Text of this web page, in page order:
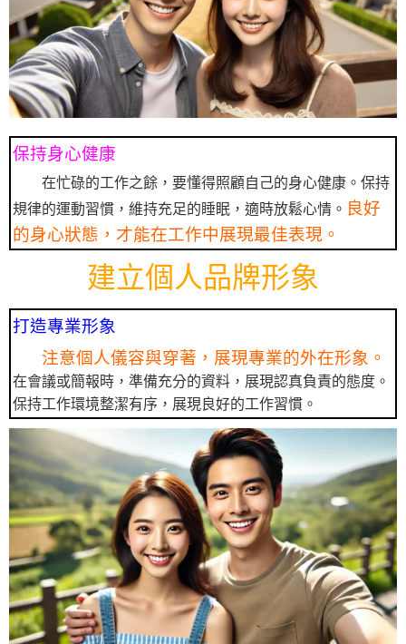
保持身心健康
在忙碌的工作之餘，要懂得照顧自己的身心健康。保持
規律的運動習慣，維持充足的睡眠，適時放鬆心情。 良好
的身心狀態，才能在工作中展現最佳表現。
建立個人品牌形象
打造專業形象
注意個人儀容與穿著，展現專業的外在形象。
在會議或簡報時，準備充分的資料，展現認真負責的態度。
保持工作環境整潔有序，展現良好的工作習慣。